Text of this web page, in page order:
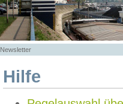
Newsletter
Hilfe